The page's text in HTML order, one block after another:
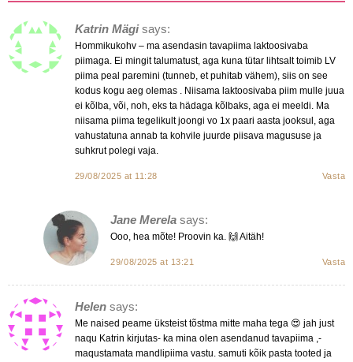
Katrin Mägi says:
Hommikukohv – ma asendasin tavapiima laktoosivaba
piimaga. Ei mingit talumatust, aga kuna tütar lihtsalt toimib LV
piima peal paremini (tunneb, et puhitab vähem), siis on see
kodus kogu aeg olemas . Niisama laktoosivaba piim mulle juua
ei kõlba, või, noh, eks ta hädaga kõlbaks, aga ei meeldi. Ma
niisama piima tegelikult joongi vo 1x paari aasta jooksul, aga
vahustatuna annab ta kohvile juurde piisava magususe ja
suhkrut polegi vaja.
29/08/2025 at 11:28 Vasta
Jane Merela says:
Ooo, hea mõte! Proovin ka. 🙌 Aitäh!
29/08/2025 at 13:21 Vasta
Helen says:
Me naised peame üksteist tõstma mitte maha tega 😍 jah just
naqu Katrin kirjutas- ka mina olen asendanud tavapiima ,-
maqustamata mandlipiima vastu. samuti kõik pasta tooted ja